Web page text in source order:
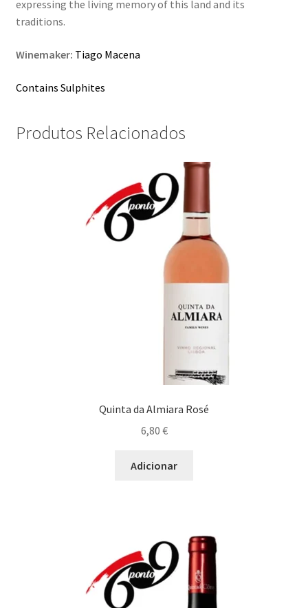
expressing the living memory of this land and its
traditions.
Winemaker: Tiago Macena
Contains Sulphites
Produtos Relacionados
Quinta da Almiara Rosé
6,80 €
Adicionar